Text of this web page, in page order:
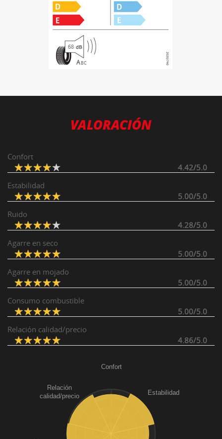
68
ABC
VALORACIÓN
Confort
4.42/5.0
Estabilidad
5.00/5.0
Ruido
4.28/5.0
Agarre en seco
5.00/5.0
Agarre en mojado
5.00/5.0
Consumo combustible
5.00/5.0
Relación calidad/precio
4.86/5.0
Confort
Estabilidad
Relación
calidad/precio